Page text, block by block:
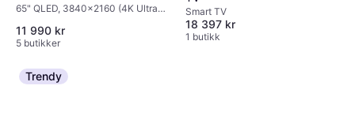
(2025)
65" QLED, 3840x2160 (4K Ultra
11 990 kr
5 butikker
Smart TV
18 397 kr
1 butikk
Trendy